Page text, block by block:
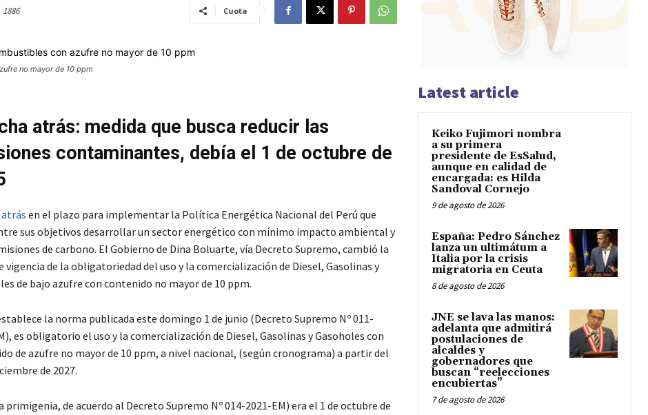
1886 Cuota
no mayor de 10 ppm
atrás: medida que busca reducir las
contaminantes, debía el 1 de octubre de
atrás en el plazo para implementar la Política Energética Nacional del Perú que
sus objetivos desarrollar un sector energético con mínimo impacto ambiental y
de carbono. El Gobierno de Dina Boluarte, vía Decreto Supremo, cambió la
vigencia de la obligatoriedad del uso y la comercialización de Diesel, Gasolinas y
de bajo azufre con contenido no mayor de 10 ppm.
la norma publicada este domingo 1 de junio (Decreto Supremo Nº 011-
es obligatorio el uso y la comercialización de Diesel, Gasolinas y Gasoholes con
de azufre no mayor de 10 ppm, a nivel nacional, (según cronograma) a partir del
de 2027.
primigenia, de acuerdo al Decreto Supremo Nº 014-2021-EM) era el 1 de octubre de
Latest article
Keiko Fujimori nombra
a su primera
presidente de EsSalud,
aunque en calidad de
encargada: es Hilda
Sandoval Cornejo
9 de agosto de 2026
España: Pedro Sánchez
lanza un ultimátum a
Italia por la crisis
migratoria en Ceuta
8 de agosto de 2026
JNE se lava las manos:
adelanta que admitirá
postulaciones de
alcaldes y
gobernadores que
buscan “reelecciones
encubiertas”
7 de agosto de 2026